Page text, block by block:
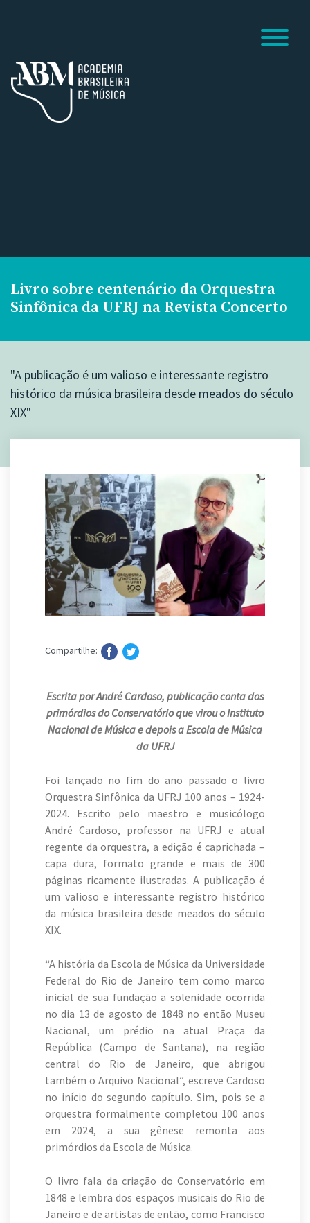
Livro sobre centenário da Orquestra
Sinfônica da UFRJ na Revista Concerto
"A publicação é um valioso e interessante registro
histórico da música brasileira desde meados do século
XIX"
Compartilhe:
Escrita por André Cardoso, publicação conta dos
primórdios do Conservatório que virou o Instituto
Nacional de Música e depois a Escola de Música
da UFRJ
Foi lançado no fim do ano passado o livro
Orquestra Sinfônica da UFRJ 100 anos – 1924-
2024. Escrito pelo maestro e musicólogo
André Cardoso, professor na UFRJ e atual
regente da orquestra, a edição é caprichada –
capa dura, formato grande e mais de 300
páginas ricamente ilustradas. A publicação é
um valioso e interessante registro histórico
da música brasileira desde meados do século
XIX.
“A história da Escola de Música da Universidade
Federal do Rio de Janeiro tem como marco
inicial de sua fundação a solenidade ocorrida
no dia 13 de agosto de 1848 no então Museu
Nacional, um prédio na atual Praça da
República (Campo de Santana), na região
central do Rio de Janeiro, que abrigou
também o Arquivo Nacional”, escreve Cardoso
no início do segundo capítulo. Sim, pois se a
orquestra formalmente completou 100 anos
em 2024, a sua gênese remonta aos
primórdios da Escola de Música.
O livro fala da criação do Conservatório em
1848 e lembra dos espaços musicais do Rio de
Janeiro e de artistas de então, como Francisco